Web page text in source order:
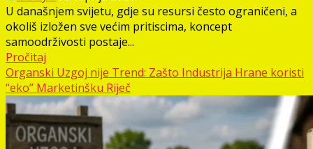
U današnjem svijetu, gdje su resursi često ograničeni, a
okoliš izložen sve većim pritiscima, koncept
samoodrživosti postaje...
Pročitaj
Organski Uzgoj nije Trend: Zašto Industrija Hrane koristi
“eko” Marketinšku Riječ